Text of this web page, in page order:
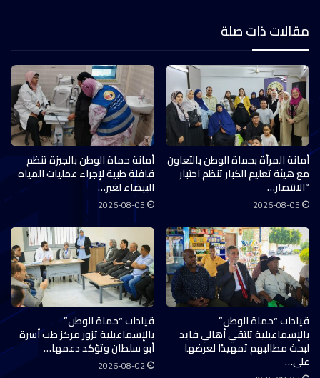
مقالات ذات صلة
أمانة المرأة بحماة الوطن بالتعاون
مع هيئة تعليم الكبار تنظم اختبار
“الانتصار…
2026-08-05
أمانة حماة الوطن بالجيزة تنظم
قافلة طبية لإجراء عمليات المياه
البيضاء لغير…
2026-08-05
قيادات “حماة الوطن”
بالإسماعيلية تلتقي أهالي فايد
لبحث مطالبهم تمهيدًا لعرضها
على…
قيادات “حماة الوطن”
بالإسماعيلية تزور مركز طب أسرة
أبو سلطان وتؤكد دعمها…
2026-08-02